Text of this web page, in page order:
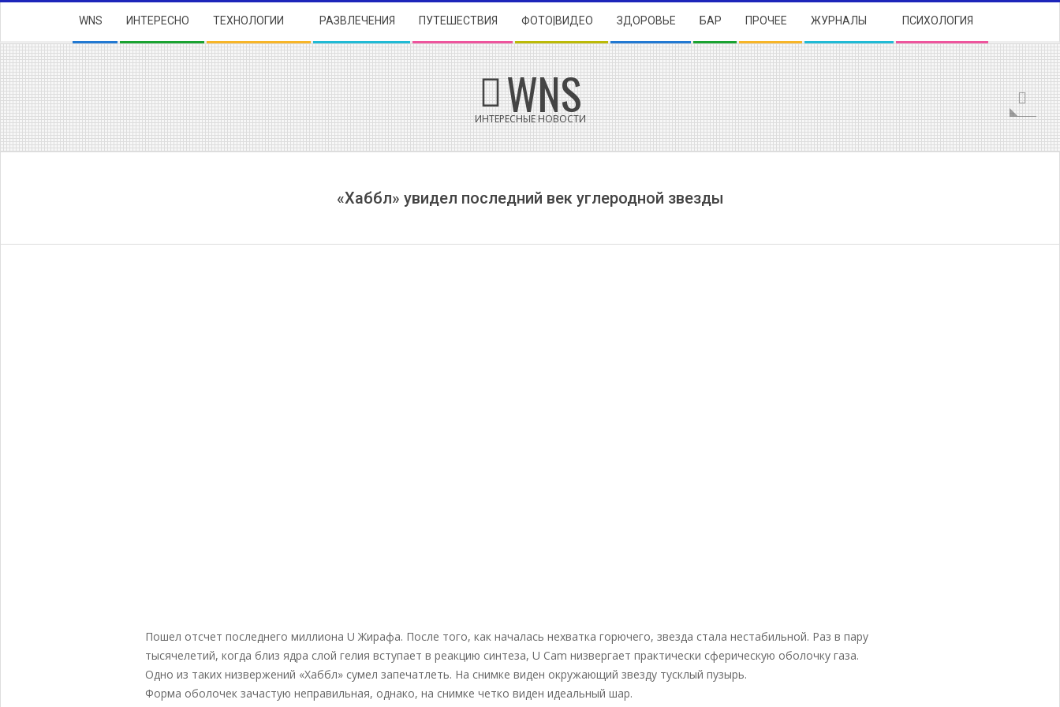
content
Menu
WNS ИНТЕРЕСНО ТЕХНОЛОГИИ РАЗВЛЕЧЕНИЯ ПУТЕШЕСТВИЯ ФОТО|ВИДЕО ЗДОРОВЬЕ БАР ПРОЧЕЕ ЖУРНАЛЫ ПСИХОЛОГИЯ
WNS
ИНТЕРЕСНЫЕ НОВОСТИ
Search
«Хаббл» увидел последний век углеродной звезды
Пошел отсчет последнего миллиона U Жирафа. После того, как началась нехватка горючего, звезда стала нестабильной. Раз в пару
тысячелетий, когда близ ядра слой гелия вступает в реакцию синтеза, U Cam низвергает практически сферическую оболочку газа.
Одно из таких низвержений «Хаббл» сумел запечатлеть. На снимке виден окружающий звезду тусклый пузырь.
Форма оболочек зачастую неправильная, однако, на снимке четко виден идеальный шар.